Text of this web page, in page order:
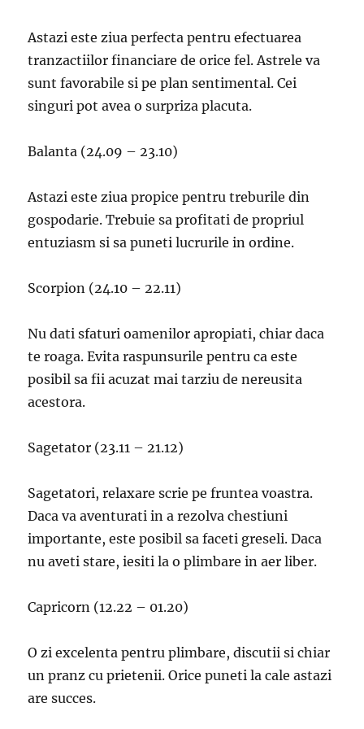
Astazi este ziua perfecta pentru efectuarea
tranzactiilor financiare de orice fel. Astrele va
sunt favorabile si pe plan sentimental. Cei
singuri pot avea o surpriza placuta.
Balanta (24.09 – 23.10)
Astazi este ziua propice pentru treburile din
gospodarie. Trebuie sa profitati de propriul
entuziasm si sa puneti lucrurile in ordine.
Scorpion (24.10 – 22.11)
Nu dati sfaturi oamenilor apropiati, chiar daca
te roaga. Evita raspunsurile pentru ca este
posibil sa fii acuzat mai tarziu de nereusita
acestora.
Sagetator (23.11 – 21.12)
Sagetatori, relaxare scrie pe fruntea voastra.
Daca va aventurati in a rezolva chestiuni
importante, este posibil sa faceti greseli. Daca
nu aveti stare, iesiti la o plimbare in aer liber.
Capricorn (12.22 – 01.20)
O zi excelenta pentru plimbare, discutii si chiar
un pranz cu prietenii. Orice puneti la cale astazi
are succes.